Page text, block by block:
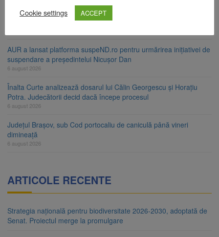
Urmele atelajului i-au condus pe polițiști la cioate. Bărbat prins în
AUR a lansat platforma suspeND.ro pentru urmărirea inițiativei de
suspendare a președintelui Nicușor Dan
6 august 2026
Înalta Curte analizează dosarul lui Călin Georgescu și Horațiu
Potra. Judecătorii decid dacă începe procesul
6 august 2026
Județul Brașov, sub Cod portocaliu de caniculă până vineri
dimineață
6 august 2026
ARTICOLE RECENTE
Strategia națională pentru biodiversitate 2026-2030, adoptată de
Senat. Proiectul merge la promulgare
Cookie settings
ACCEPT